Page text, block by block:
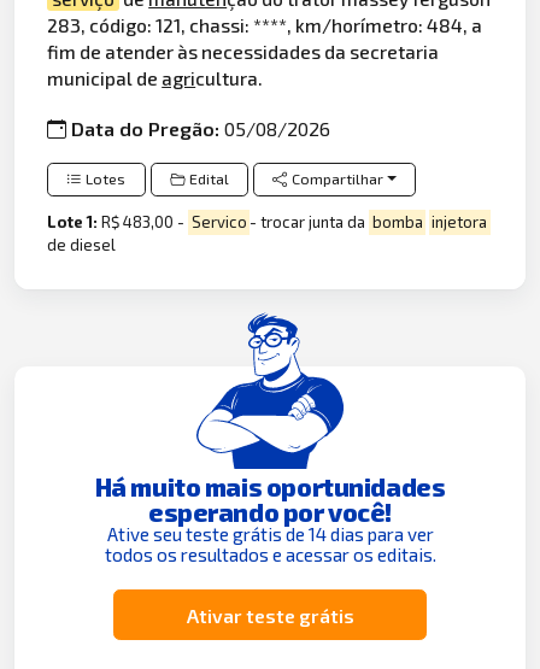
283, código: 121, chassi: ****, km/horímetro: 484, a
fim de atender às necessidades da secretaria
municipal de agricultura.
Data do Pregão:05/08/2026
Lotes Edital Compartilhar
Lote 1:R$ 483,00 - Servico - trocar junta da bomba injetora
de diesel
Há muito mais oportunidades
esperando por você!
Ative seu teste grátis de 14 dias para ver
todos os resultados e acessar os editais.
Ativar teste grátis